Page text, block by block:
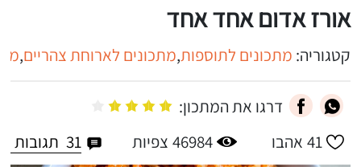
אורז אדום אחד אחד
קטגוריה: מתכונים לתוספות,מתכונים לארוחת צהריים,
דרגו את המתכון:
41 אהבו 46984 צפיות 31 תגובות